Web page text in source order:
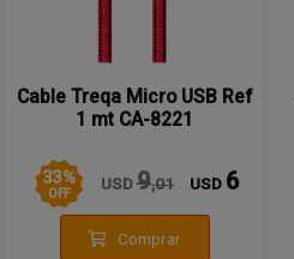
Cable Treqa Micro USB Ref
1 mt CA-8221
33%
OFF USD9,01 USD 6
Comprar